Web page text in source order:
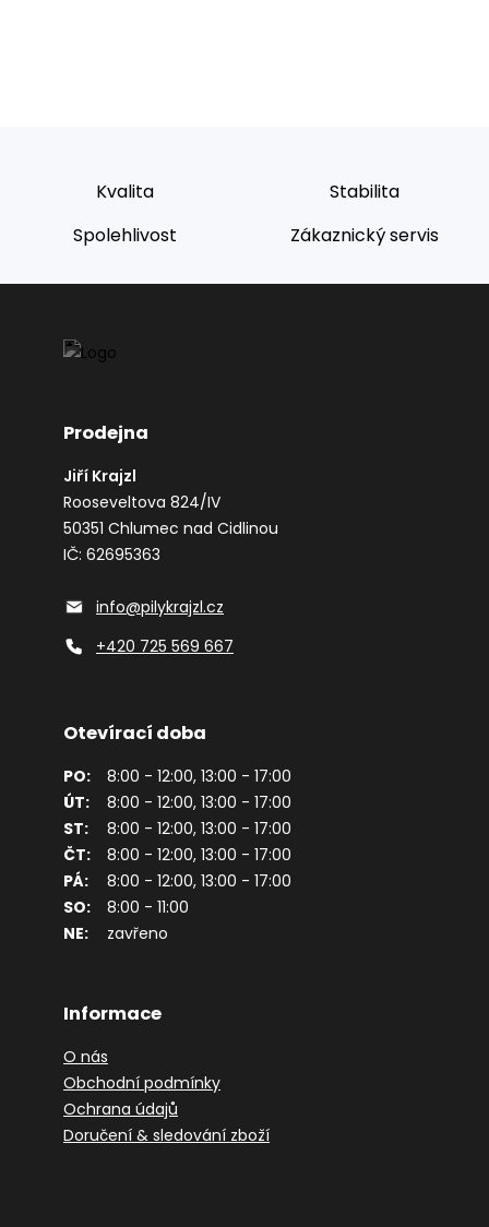
Kvalita
Stabilita
Spolehlivost
Zákaznický servis
Prodejna
Jiří Krajzl
Rooseveltova 824/IV
50351 Chlumec nad Cidlinou
IČ: 62695363
info@pilykrajzl.cz
+420 725 569 667
Otevírací doba
PO:
8:00 - 12:00, 13:00 - 17:00
ÚT:
8:00 - 12:00, 13:00 - 17:00
ST:
8:00 - 12:00, 13:00 - 17:00
ČT:
8:00 - 12:00, 13:00 - 17:00
PÁ:
8:00 - 12:00, 13:00 - 17:00
SO:
8:00 - 11:00
NE:
zavřeno
Informace
O nás
Obchodní podmínky
Ochrana údajů
Doručení & sledování zboží